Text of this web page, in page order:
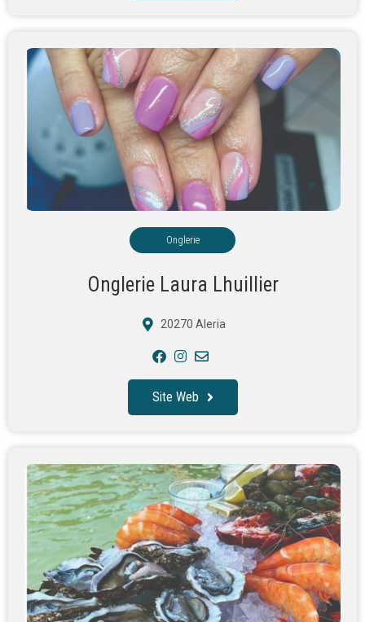
Onglerie
Onglerie Laura Lhuillier
20270 Aleria
Site Web